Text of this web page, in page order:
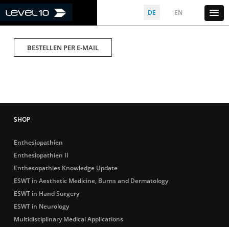
DE EN
BESTELLEN PER E-MAIL
Enthesiopathien
Enthesiopathien II
Enthesopathies Knowledge Update
ESWT in Aesthetic Medicine, Burns and Dermatology
ESWT in Hand Surgery
ESWT in Neurology
Multidisciplinary Medical Applications